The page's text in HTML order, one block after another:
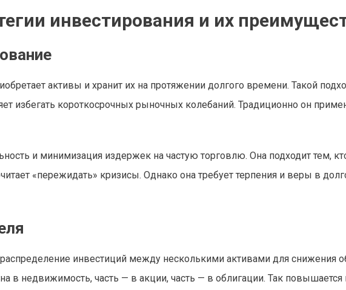
инвестирования и их
активы и хранит их на протяжении долгого времени. Такой
избегать короткосрочных рыночных колебаний. Традиционно он
и минимизация издержек на частую торговлю. Она подходит тем,
«пережидать» кризисы. Однако она требует терпения и веры в
распределение инвестиций между несколькими активами для снижения
в недвижимость, часть — в акции, часть — в облигации. Так